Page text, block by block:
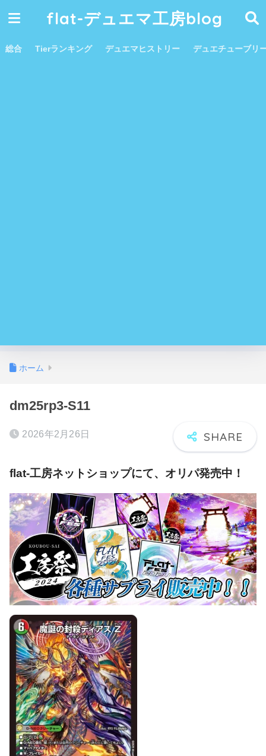
flat-デュエマ工房blog
総合 Tierランキング デュエマヒストリー デュエチューブリ
ホーム
dm25rp3-S11
2026年2月26日
flat-工房ネットショップにて、オリパ発売中！